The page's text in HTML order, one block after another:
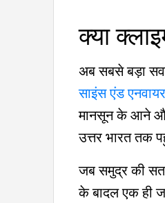
क्या
अब सबसे बड़ा
साइंस एंड
मानसून के आने और
उत्तर भारत तक
जब समुद्र की
के बादल एक ही